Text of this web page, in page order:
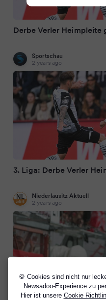
🍪 Cookies sind nicht nur
Newsadoo-Experience zu
Hier ist unsere Cookie
Derbe Verler Heimpleite
Sportschau
2 years ago
3. Liga: Derbe Verler
Niederlausitz Aktuell
2 years ago